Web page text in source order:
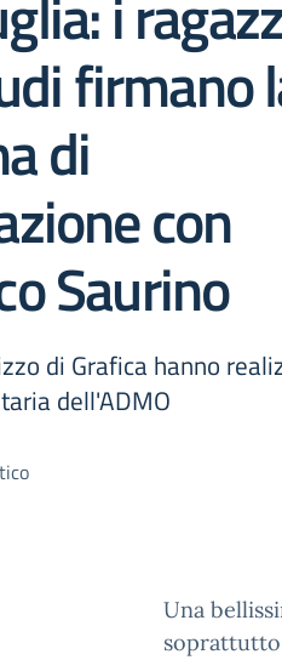
firmano
di
con
Saurino
di Grafica hanno
dell'ADMO
Una